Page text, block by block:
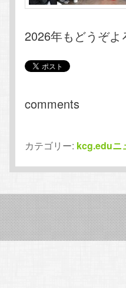
2026年もどうぞよ
comments
カテゴリー: kcg.eduニ